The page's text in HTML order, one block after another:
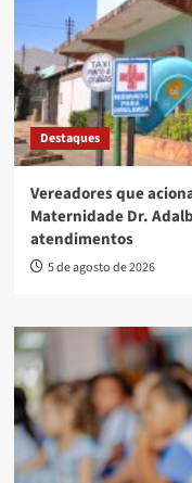
Destaques
Vereadores que
Maternidade Dr.
atendimentos
5 de agosto de 2026